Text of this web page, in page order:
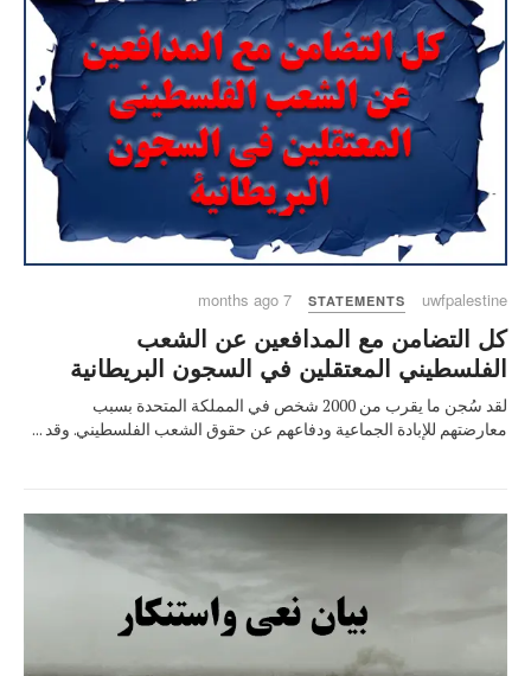
uwfpalestine
STATEMENTS
7 months ago
كل التضامن مع المدافعين عن الشعب
الفلسطيني المعتقلين في السجون البريطانية
لقد سُجن ما يقرب من 2000 شخص في المملكة المتحدة بسبب
معارضتهم للإبادة الجماعية ودفاعهم عن حقوق الشعب الفلسطيني. وقد ...